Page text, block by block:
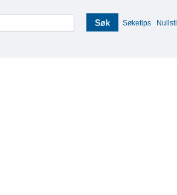
Søk Søketips Nullstill